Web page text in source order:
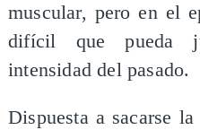
muscular, pero en el
difícil que pueda
intensidad del pasado.
Dispuesta a sacarse